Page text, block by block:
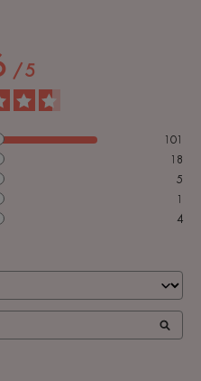
/ 5
101
18
5
4